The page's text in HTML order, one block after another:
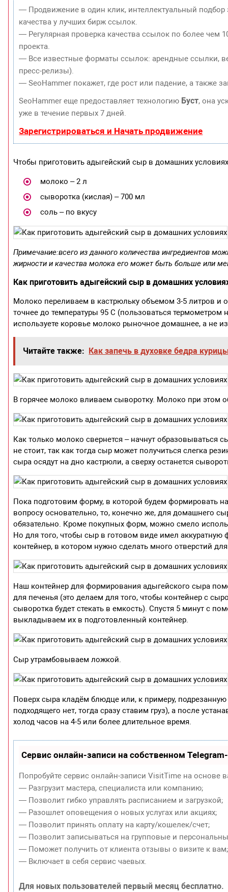
— Продвижение в один клик, интеллектуальный
качества у лучших бирж ссылок.
— Регулярная проверка качества ссылок по более чем
проекта.
— Все известные форматы ссылок: арендные ссылки,
пресс-релизы).
— SeoHammer покажет, где рост или падение, а также
SeoHammer еще предоставляет технологию Буст, она
уже в течение первых 7 дней.
Зарегистрироваться и Начать продвижение
Чтобы приготовить адыгейский сыр в домашних
молоко – 2 л
сыворотка (кислая) – 700 мл
соль – по вкусу
Примечание:всего из данного количества ингредиентов
жирности и качества молока его может быть больше или
Как приготовить адыгейский сыр в домашних
Молоко переливаем в кастрюльку объемом 3-5 литров и
точнее до температуры 95 С (пользоваться термометром
используете коровье молоко рыночное домашнее, а не
Читайте также: Как запечь в духовке бедра
В горячее молоко вливаем сыворотку. Молоко при этом
Как только молоко свернется – начнут образовываться
не стоит, так как тогда сыр может получиться слегка
сыра осядут на дно кастрюли, а сверху останется
Пока подготовим форму, в которой будем формировать
вопросу основательно, то, конечно же, для домашнего
обязательно. Кроме покупных форм, можно смело
Но для того, чтобы сыр в готовом виде имел
контейнер, в котором нужно сделать много отверстий
Наш контейнер для формирования адыгейского сыра
для печенья (это делаем для того, чтобы контейнер с
сыворотка будет стекать в емкость). Спустя 5 минут с
выкладываем их в подготовленный контейнер.
Сыр утрамбовываем ложкой.
Поверх сыра кладём блюдце или, к примеру,
подходящего нет, тогда сразу ставим груз), а после
холод часов на 4-5 или более длительное время.
Сервис онлайн-записи на собственном
Попробуйте сервис онлайн-записи VisitTime на основе
— Разгрузит мастера, специалиста или компанию;
— Позволит гибко управлять расписанием и загрузкой;
— Разошлет оповещения о новых услугах или акциях;
— Позволит принять оплату на карту/кошелек/счет;
— Позволит записываться на групповые и
— Поможет получить от клиента отзывы о визите к вам;
— Включает в себя сервис чаевых.
Для новых пользователей первый месяц бесплатно.